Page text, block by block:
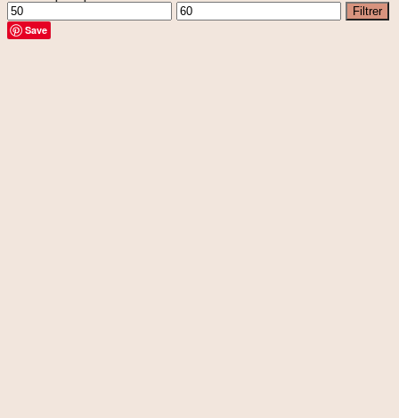
Prix
min
Prix
max
Filtrer
Save